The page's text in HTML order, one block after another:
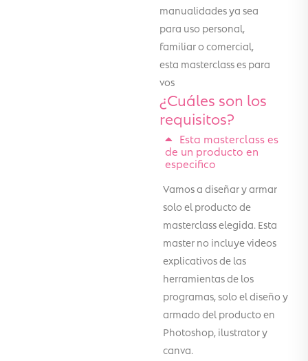
manualidades ya sea
para uso personal,
familiar o comercial,
esta masterclass es para
vos
¿Cuáles son los
requisitos?
Esta masterclass es
de un producto en
especifico
Vamos a diseñar y armar
solo el producto de
masterclass elegida. Esta
master no incluye videos
explicativos de las
herramientas de los
programas, solo el diseño y
armado del producto en
Photoshop, ilustrator y
canva.